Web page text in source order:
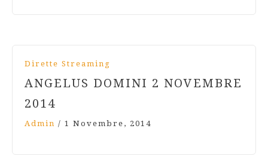
Dirette Streaming
ANGELUS DOMINI 2 NOVEMBRE
2014
Admin / 1 Novembre, 2014